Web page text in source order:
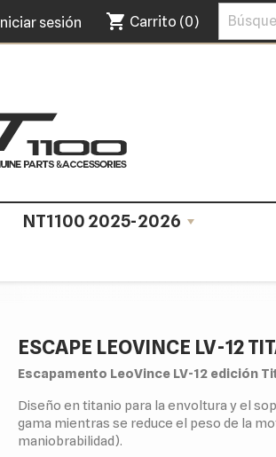
Iniciar sesión shopping_cart Carrito (0)
NT1100 2025-2026
ESCAPE LEOVINCE LV-12
Escapamento LeoVince LV-12 edición
Diseño en titanio para la envoltura y el
gama mientras se reduce el peso de la
maniobrabilidad).